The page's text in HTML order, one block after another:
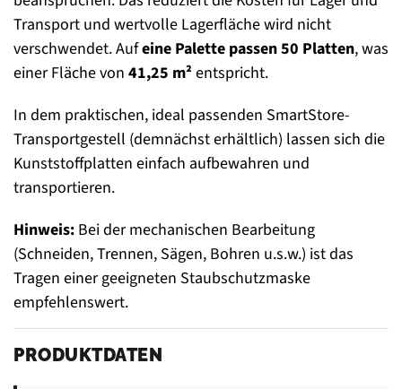
Transport und wertvolle Lagerfläche wird nicht
verschwendet. Aufeine Palette passen 50 Platten, was
einer Fläche von 41,25 m² entspricht.
In dem praktischen, ideal passenden SmartStore-
Transportgestell (demnächst erhältlich) lassen sich die
Kunststoffplatten einfach aufbewahren und
transportieren.
Hinweis: Bei der mechanischen Bearbeitung
(Schneiden, Trennen, Sägen, Bohren u.s.w.) ist das
Tragen einer geeigneten Staubschutzmaske
empfehlenswert.
PRODUKTDATEN